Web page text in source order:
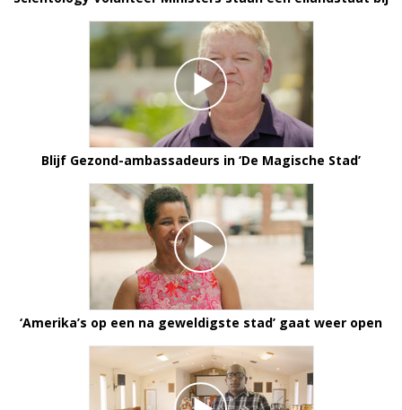
Blijf Gezond-ambassadeurs in ‘De Magische Stad’
‘Amerika’s op een na geweldigste stad’ gaat weer open